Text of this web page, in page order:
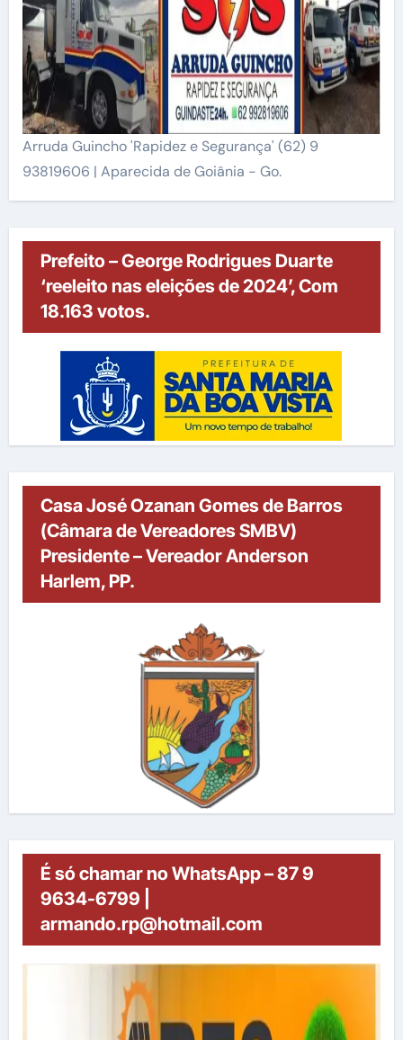
Arruda Guincho 'Rapidez e Segurança' (62) 9
93819606 | Aparecida de Goiânia - Go.
Prefeito – George Rodrigues Duarte
‘reeleito nas eleições de 2024’, Com
18.163 votos.
Casa José Ozanan Gomes de Barros
(Câmara de Vereadores SMBV)
Presidente – Vereador Anderson
Harlem, PP.
É só chamar no WhatsApp – 87 9
9634-6799 |
armando.rp@hotmail.com